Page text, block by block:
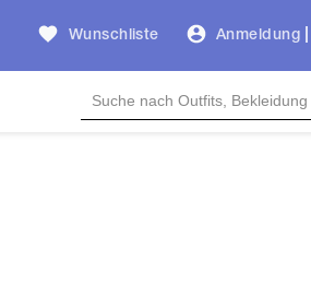
Wunschliste Anmeldung